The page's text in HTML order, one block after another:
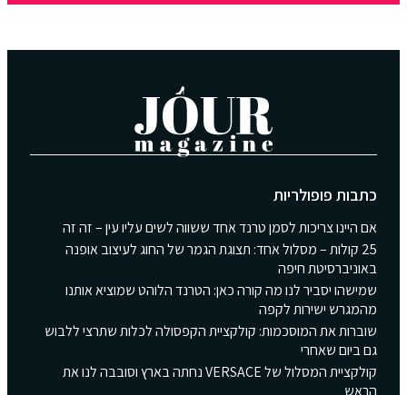
כתבות פופולריות
אם היינו צריכות לסמן טרנד אחד ששווה לשים עליו עין – זה זה
25 קולות – מסלול אחד: תצוגת הגמר של החוג לעיצוב אופנה
באוניברסיטת חיפה
שמישהו יסביר לנו מה קורה כאן: הטרנד הלוהט שמוציא אותנו
מהמגרש ישירות לקפה
שוברות את המוסכמות: קולקציית הקפסולה לכלות שתרצי ללבוש
גם ביום שאחרי
קולקציית המסלול של VERSACE נחתה בארץ וסובבה לנו את
הראש